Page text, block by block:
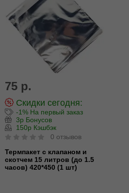
75 р.
Скидки сегодня:
-1% На первый заказ
3р Бонусов
150р Кэшбэк
0 отзывов
Термпакет с клапаном и
скотчем 15 литров (до 1.5
часов) 420*450 (1 шт)